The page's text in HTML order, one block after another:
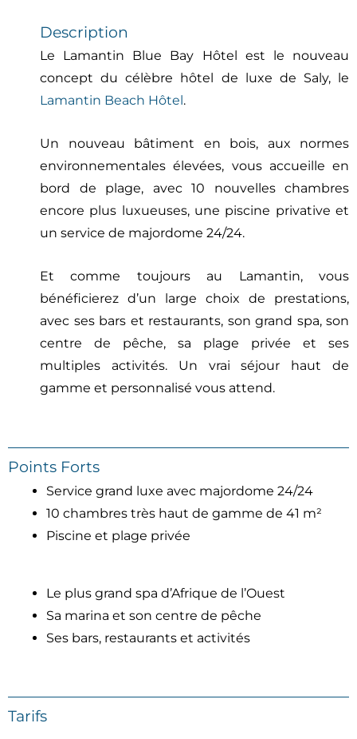
Description
Le Lamantin Blue Bay Hôtel est le nouveau
concept du célèbre hôtel de luxe de Saly, le
Lamantin Beach Hôtel .
Un nouveau bâtiment en bois, aux normes
environnementales élevées, vous accueille en
bord de plage, avec 10 nouvelles chambres
encore plus luxueuses, une piscine privative et
un service de majordome 24/24.
Et comme toujours au Lamantin, vous
bénéficierez d’un large choix de prestations,
avec ses bars et restaurants, son grand spa, son
centre de pêche, sa plage privée et ses
multiples activités. Un vrai séjour haut de
gamme et personnalisé vous attend.
Points Forts
Service grand luxe avec majordome 24/24
10 chambres très haut de gamme de 41 m²
Piscine et plage privée
Le plus grand spa d’Afrique de l’Ouest
Sa marina et son centre de pêche
Ses bars, restaurants et activités
Tarifs